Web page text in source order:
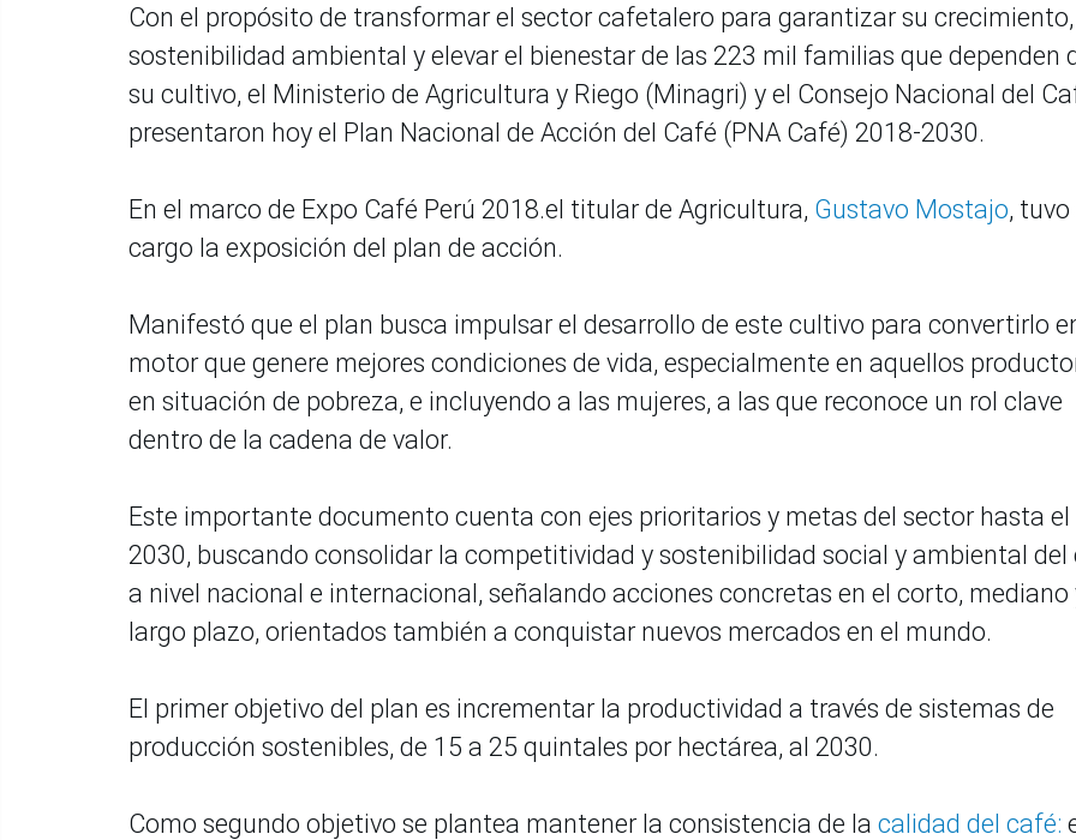
Con el propósito de transformar el sector cafetalero para garantizar su crecimiento,
sostenibilidad ambiental y elevar el bienestar de las 223 mil familias que dependen
su cultivo, el Ministerio de Agricultura y Riego (Minagri) y el Consejo Nacional del
presentaron hoy el Plan Nacional de Acción del Café (PNA Café) 2018-2030.
En el marco de Expo Café Perú 2018.el titular de Agricultura, Gustavo Mostajo, tuvo
cargo la exposición del plan de acción.
Manifestó que el plan busca impulsar el desarrollo de este cultivo para convertirlo
motor que genere mejores condiciones de vida, especialmente en aquellos
en situación de pobreza, e incluyendo a las mujeres, a las que reconoce un rol clave
dentro de la cadena de valor.
Este importante documento cuenta con ejes prioritarios y metas del sector hasta el
2030, buscando consolidar la competitividad y sostenibilidad social y ambiental del
a nivel nacional e internacional, señalando acciones concretas en el corto, mediano
largo plazo, orientados también a conquistar nuevos mercados en el mundo.
El primer objetivo del plan es incrementar la productividad a través de sistemas de
producción sostenibles, de 15 a 25 quintales por hectárea, al 2030.
Como segundo objetivo se plantea mantener la consistencia de la calidad del café: